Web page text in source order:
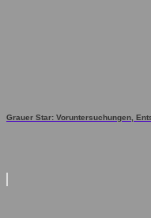
Grauer Star: Voruntersuchungen,